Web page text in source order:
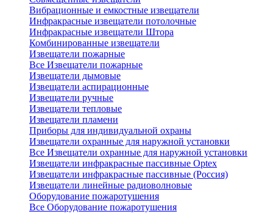
Вибрационные и емкостные извещатели
Инфракрасные извещатели потолочные
Инфракрасные извещатели Штора
Комбинированные извещатели
Извещатели пожарные
Все Извещатели пожарные
Извещатели дымовые
Извещатели аспирационные
Извещатели ручные
Извещатели тепловые
Извещатели пламени
Приборы для индивидуальной охраны
Извещатели охранные для наружной установки
Все Извещатели охранные для наружной установки
Извещатели инфракрасные пассивные Optex
Извещатели инфракрасные пассивные (Россия)
Извещатели линейные радиоволновые
Оборудование пожаротушения
Все Оборудование пожаротушения